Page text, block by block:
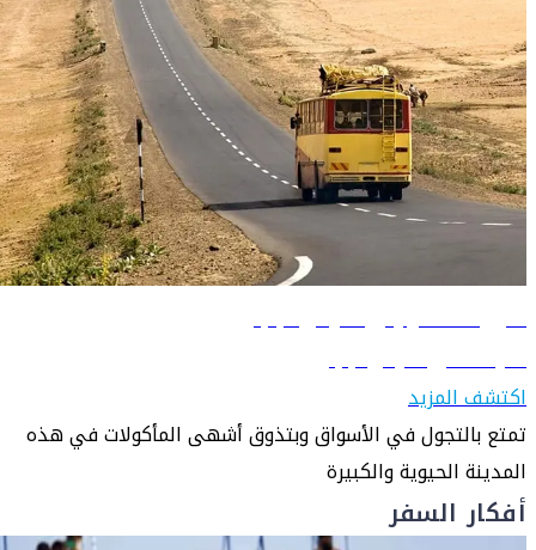
دليل السفر إلى أديس أبابا
تعرّف على أديس أبابا
اكتشف المزيد
تمتع بالتجول في الأسواق وبتذوق أشهى المأكولات في هذه
المدينة الحيوية والكبيرة
أفكار السفر